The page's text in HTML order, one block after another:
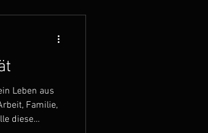
Leben aus
Familie,
diese